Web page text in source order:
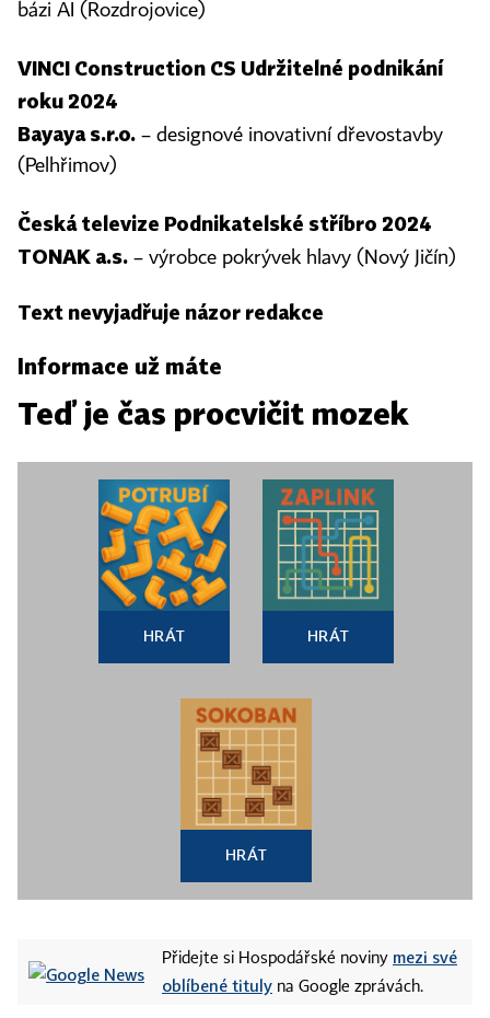
bázi AI (Rozdrojovice)
VINCI Construction CS Udržitelné podnikání
roku 2024
Bayaya s.r.o. – designové inovativní dřevostavby
(Pelhřimov)
Česká televize Podnikatelské stříbro 2024
TONAK a.s. – výrobce pokrývek hlavy (Nový Jičín)
Text nevyjadřuje názor redakce
Informace už máte
Teď je čas procvičit mozek
HRÁT HRÁT
HRÁT
Přidejte si Hospodářské noviny mezi své
oblíbené tituly na Google zprávách.